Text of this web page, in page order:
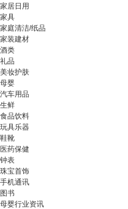
家居日用
家具
家庭清洁/纸品
家装建材
酒类
礼品
美妆护肤
母婴
汽车用品
生鲜
食品饮料
玩具乐器
鞋靴
医药保健
钟表
珠宝首饰
手机通讯
图书
母婴行业资讯